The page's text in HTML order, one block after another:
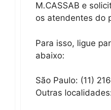
M.CASSAB e
os atendentes do
Para isso, ligue
abaixo:
São Paulo: (11)
Outras